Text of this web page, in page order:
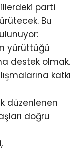
parti
Bu
yürüttüğü
destek olmak.
katkı
düzenlenen
doğru